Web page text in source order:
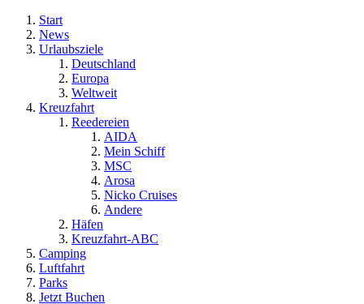
Start
News
Urlaubsziele
Deutschland
Europa
Weltweit
Kreuzfahrt
Reedereien
AIDA
Mein Schiff
MSC
Arosa
Nicko Cruises
Andere
Häfen
Kreuzfahrt-ABC
Camping
Luftfahrt
Parks
Jetzt Buchen